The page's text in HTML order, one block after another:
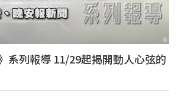
系列報導 11/29起揭開動人心弦的